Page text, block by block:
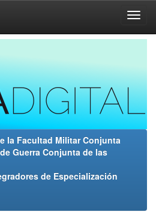
la Facultad Militar Conjunta
Guerra Conjunta de las
de Especialización